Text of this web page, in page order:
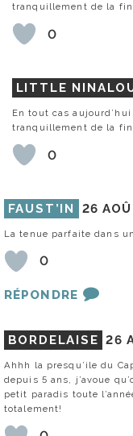
tranquillement de la fin
0
LITTLE
En tout cas
tranquillement de la fin
0
FAUST’IN 26
La tenue parfaite dans
0
RÉPONDRE
BORDELAISE 26
Ahhh la presqu’ile du
depuis 5 ans, j’avoue
petit paradis toute
totalement!